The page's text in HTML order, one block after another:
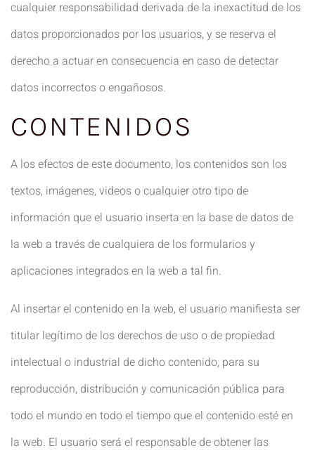
cualquier responsabilidad derivada de la inexactitud de los
datos proporcionados por los usuarios, y se reserva el
derecho a actuar en consecuencia en caso de detectar
datos incorrectos o engañosos.
CONTENIDOS
A los efectos de este documento, los contenidos son los
textos, imágenes, videos o cualquier otro tipo de
información que el usuario inserta en la base de datos de
la web a través de cualquiera de los formularios y
aplicaciones integrados en la web a tal fin.
Al insertar el contenido en la web, el usuario manifiesta ser
titular legítimo de los derechos de uso o de propiedad
intelectual o industrial de dicho contenido, para su
reproducción, distribución y comunicación pública para
todo el mundo en todo el tiempo que el contenido esté en
la web. El usuario será el responsable de obtener las